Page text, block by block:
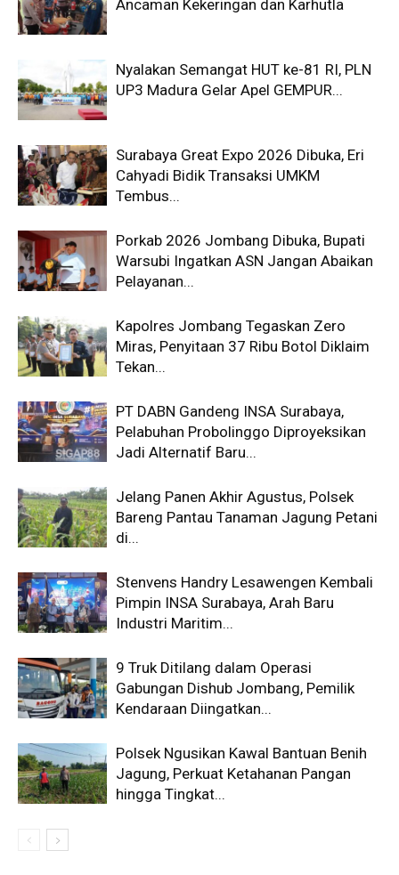
Ancaman Kekeringan dan Karhutla
Nyalakan Semangat HUT ke-81 RI, PLN
UP3 Madura Gelar Apel GEMPUR...
Surabaya Great Expo 2026 Dibuka, Eri
Cahyadi Bidik Transaksi UMKM
Tembus...
Porkab 2026 Jombang Dibuka, Bupati
Warsubi Ingatkan ASN Jangan Abaikan
Pelayanan...
Kapolres Jombang Tegaskan Zero
Miras, Penyitaan 37 Ribu Botol Diklaim
Tekan...
PT DABN Gandeng INSA Surabaya,
Pelabuhan Probolinggo Diproyeksikan
Jadi Alternatif Baru...
Jelang Panen Akhir Agustus, Polsek
Bareng Pantau Tanaman Jagung Petani
di...
Stenvens Handry Lesawengen Kembali
Pimpin INSA Surabaya, Arah Baru
Industri Maritim...
9 Truk Ditilang dalam Operasi
Gabungan Dishub Jombang, Pemilik
Kendaraan Diingatkan...
Polsek Ngusikan Kawal Bantuan Benih
Jagung, Perkuat Ketahanan Pangan
hingga Tingkat...